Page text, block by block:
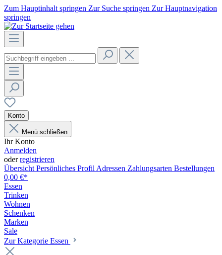
Zum Hauptinhalt springen Zur Suche springen Zur Hauptnavigation
springen
Konto
Menü schließen
Ihr Konto
Anmelden
oderregistrieren
Übersicht Persönliches Profil Adressen Zahlungsarten Bestellungen
0,00 €*
Essen
Trinken
Wohnen
Schenken
Marken
Sale
Zur Kategorie Essen